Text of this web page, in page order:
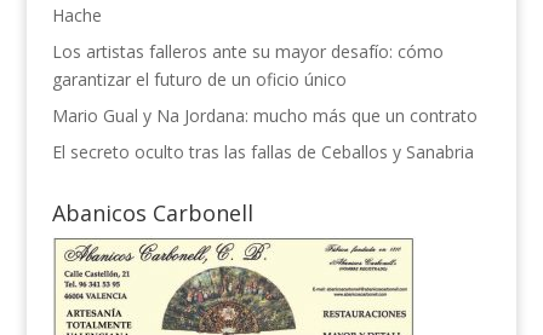
Hache
Los artistas falleros ante su mayor desafío: cómo
garantizar el futuro de un oficio único
Mario Gual y Na Jordana: mucho más que un contrato
El secreto oculto tras las fallas de Ceballos y Sanabria
Abanicos Carbonell